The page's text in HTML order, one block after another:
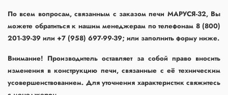
По всем вопросам, связанным с заказом печи МАРУСЯ-32, Вы
можете обратиться к нашим менеджерам по телефонам 8 (800)
201-39-39 или +7 (958) 697-99-39; или заполнить форму ниже.
Внимание! Производитель оставляет за собой право вносить
изменения в конструкцию печи, связанные с её техническим
усовершенствованием. Для уточнения характеристик свяжитесь